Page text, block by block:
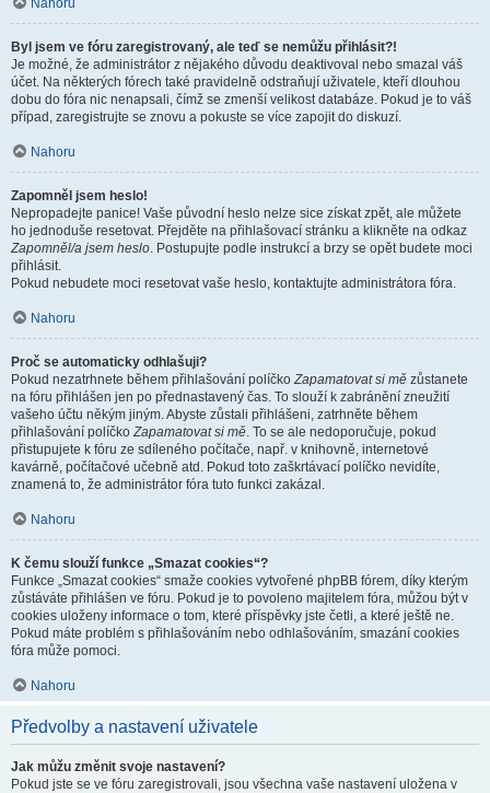
Nahoru
Byl jsem ve fóru zaregistrovaný, ale teď se nemůžu přihlásit?!
Je možné, že administrátor z nějakého důvodu deaktivoval nebo smazal váš
účet. Na některých fórech také pravidelně odstraňují uživatele, kteří dlouhou
dobu do fóra nic nenapsali, čímž se zmenší velikost databáze. Pokud je to váš
případ, zaregistrujte se znovu a pokuste se více zapojit do diskuzí.
Nahoru
Zapomněl jsem heslo!
Nepropadejte panice! Vaše původní heslo nelze sice získat zpět, ale můžete
ho jednoduše resetovat. Přejděte na přihlašovací stránku a klikněte na odkaz
Zapomněl/a jsem heslo. Postupujte podle instrukcí a brzy se opět budete moci
přihlásit.
Pokud nebudete moci resetovat vaše heslo, kontaktujte administrátora fóra.
Nahoru
Proč se automaticky odhlašuji?
Pokud nezatrhnete během přihlašování políčkoZapamatovat si mě zůstanete
na fóru přihlášen jen po přednastavený čas. To slouží k zabránění zneužití
vašeho účtu někým jiným. Abyste zůstali přihlášeni, zatrhněte během
přihlašování políčkoZapamatovat si mě. To se ale nedoporučuje, pokud
přistupujete k fóru ze sdíleného počítače, např. v knihovně, internetové
kavárně, počítačové učebně atd. Pokud toto zaškrtávací políčko nevidíte,
znamená to, že administrátor fóra tuto funkci zakázal.
Nahoru
K čemu slouží funkce „Smazat cookies“?
Funkce „Smazat cookies“ smaže cookies vytvořené phpBB fórem, díky kterým
zůstáváte přihlášen ve fóru. Pokud je to povoleno majitelem fóra, můžou být v
cookies uloženy informace o tom, které příspěvky jste četli, a které ještě ne.
Pokud máte problém s přihlašováním nebo odhlašováním, smazání cookies
fóra může pomoci.
Nahoru
Předvolby a nastavení uživatele
Jak můžu změnit svoje nastavení?
Pokud jste se ve fóru zaregistrovali, jsou všechna vaše nastavení uložena v